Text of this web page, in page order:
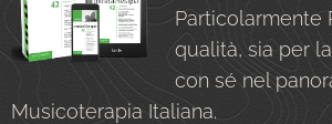
Particolarmente
qualità, sia per
con sé nel
Musicoterapia Italiana.